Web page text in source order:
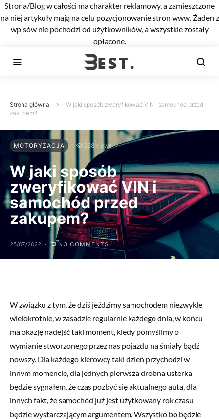
Strona/Blog w całości ma charakter reklamowy, a zamieszczone
na niej artykuły mają na celu pozycjonowanie stron www. Żaden z
wpisów nie pochodzi od użytkowników, a wszystkie zostały
opłacone.
Strona główna
W jaki sposób zweryfikować VIN i samochód przed
zakupem?
MOTORYZACJA 268 views
W jaki sposób
zweryfikować VIN i
samochód przed
zakupem?
25/07/2022 NO COMMENTS
W związku z tym, że dziś jeździmy samochodem niezwykle
wielokrotnie, w zasadzie regularnie każdego dnia, w końcu
ma okazję nadejść taki moment, kiedy pomyślimy o
wymianie stworzonego przez nas pojazdu na śmiały bądź
nowszy. Dla każdego kierowcy taki dzień przychodzi w
innym momencie, dla jednych pierwsza drobna usterka
będzie sygnałem, że czas pozbyć się aktualnego auta, dla
innych fakt, że samochód już jest użytkowany rok czasu
będzie wystarczającym argumentem. Wszystko bo będzie